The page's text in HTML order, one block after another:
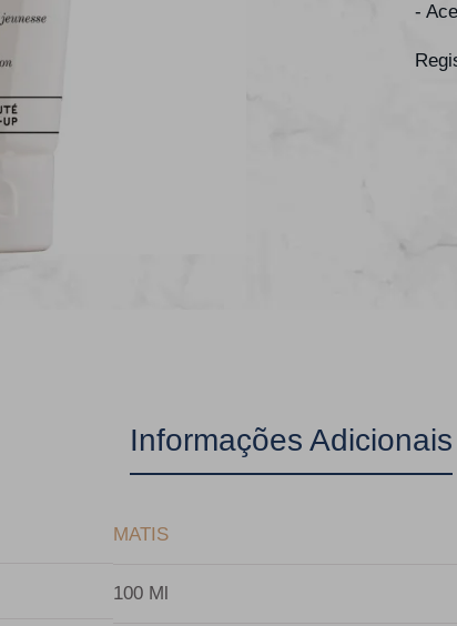
-
Informações Adicionais
MATIS
100 Ml